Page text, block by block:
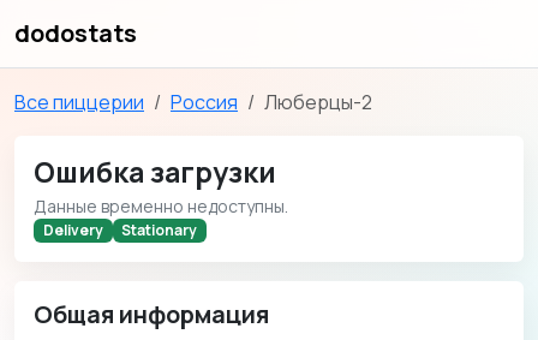
dodostats
Все пиццерии Россия Люберцы-2
Ошибка загрузки
Данные временно недоступны.
Delivery Stationary
Общая информация